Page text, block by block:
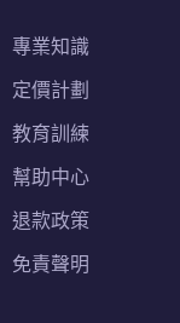
專業知識
定價計劃
教育訓練
幫助中心
退款政策
免責聲明